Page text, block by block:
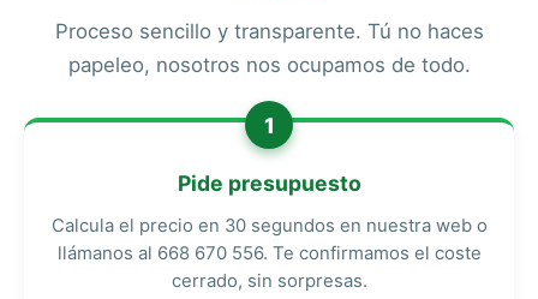
Proceso sencillo y transparente. Tú no haces
papeleo, nosotros nos ocupamos de todo.
1
Pide presupuesto
Calcula el precio en 30 segundos en nuestra web o
llámanos al 668 670 556. Te confirmamos el coste
cerrado, sin sorpresas.